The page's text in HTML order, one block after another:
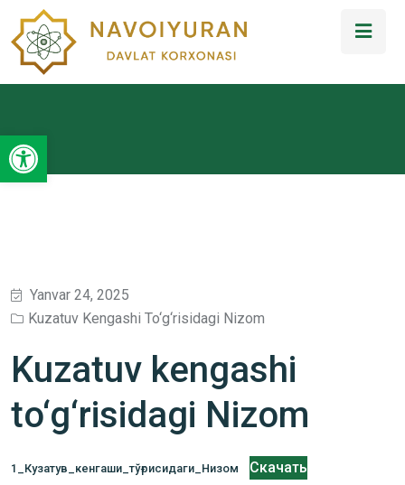
Open toolbar
Yanvar 24, 2025
Kuzatuv Kengashi To‘g‘risidagi Nizom
Kuzatuv kengashi
to‘g‘risidagi Nizom
1_Кузатув_кенгаши_тўғрисидаги_Низом Скачать